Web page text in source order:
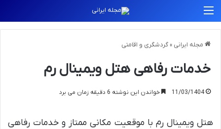
مجله ایرانی » گردشگری و اقامتی
خدمات رفاهی هتل ویمینال رم
11/03/1404 خواندن این نوشته 6 دقیقه زمان می برد
هتل ویمینال رم با موقعیت مکانی ممتاز و خدمات رفاهی